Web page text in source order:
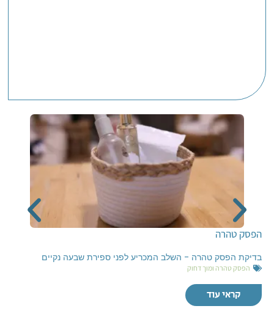
הפסק טהרה
בדיקת הפסק טהרה - השלב המכריע לפני ספירת שבעה נקיים
הפסק טהרה ומוך דחוק
קראי עוד